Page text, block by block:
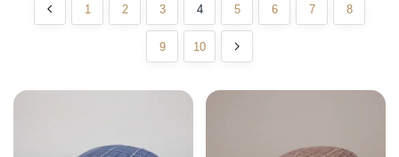
1 2 3 4 5 6 7 8
9 10